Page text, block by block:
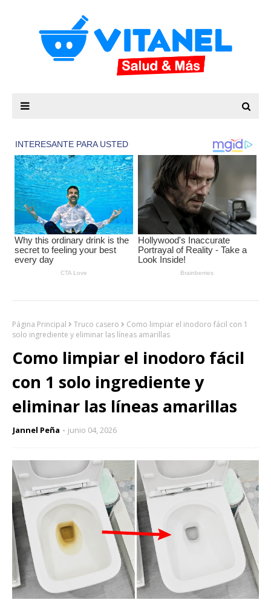
Página Principal Truco casero
Como limpiar el inodoro fácil con 1
solo ingrediente y eliminar las líneas amarillas
Como limpiar el inodoro fácil
con 1 solo ingrediente y
eliminar las líneas amarillas
Jannel Peña junio 04, 2026